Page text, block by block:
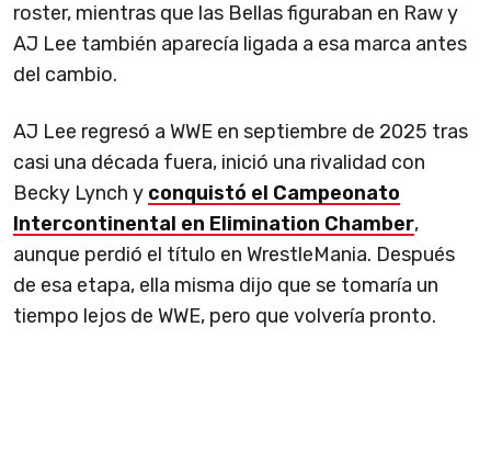
roster, mientras que las Bellas figuraban en Raw y
AJ Lee también aparecía ligada a esa marca antes
del cambio.
AJ Lee regresó a WWE en septiembre de 2025 tras
casi una década fuera, inició una rivalidad con
Becky Lynch y conquistó el Campeonato
Intercontinental en Elimination Chamber,
aunque perdió el título en WrestleMania. Después
de esa etapa, ella misma dijo que se tomaría un
tiempo lejos de WWE, pero que volvería pronto.